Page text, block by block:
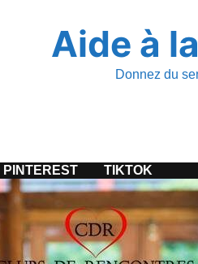
Aide à
Donnez du
PINTEREST TIKTOK